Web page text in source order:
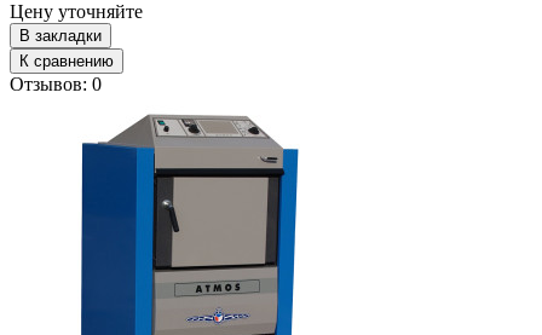
Цену уточняйте
В закладки
К сравнению
Отзывов: 0